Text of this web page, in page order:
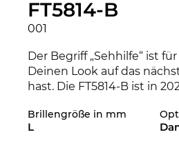
FT5814-B
001
Der Begriff „Sehhilfe“ ist
Deinen Look auf das
hast. Die FT5814-B ist in
Kollektionen 2021 und
Brillengröße in mm
L